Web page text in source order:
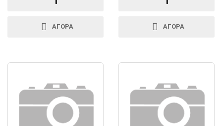
ΑΓΟΡΑ ΑΓΟΡΑ